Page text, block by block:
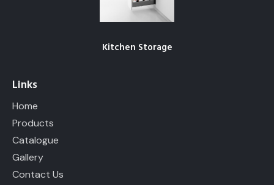
Kitchen Storage
Links
Home
Products
Catalogue
Gallery
Contact Us